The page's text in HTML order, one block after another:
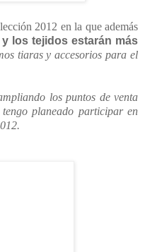
2012 en la que además
y los tejidos estarán más
tiaras y accesorios para el
los puntos de venta
planeado participar en